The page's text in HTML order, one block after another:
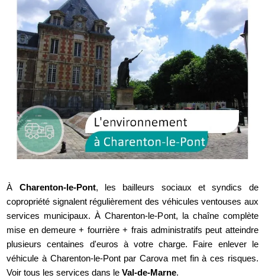
À Charenton-le-Pont, les bailleurs sociaux et syndics de
copropriété signalent régulièrement des véhicules ventouses aux
services municipaux. À Charenton-le-Pont, la chaîne complète
mise en demeure + fourrière + frais administratifs peut atteindre
plusieurs centaines d'euros à votre charge. Faire enlever le
véhicule à Charenton-le-Pont par Carova met fin à ces risques.
Voir tous les services dans leVal-de-Marne.